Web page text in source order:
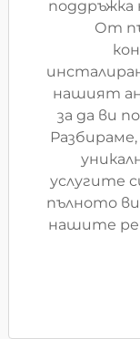
От
нашият
за да ви
услугите
пълното
нашите